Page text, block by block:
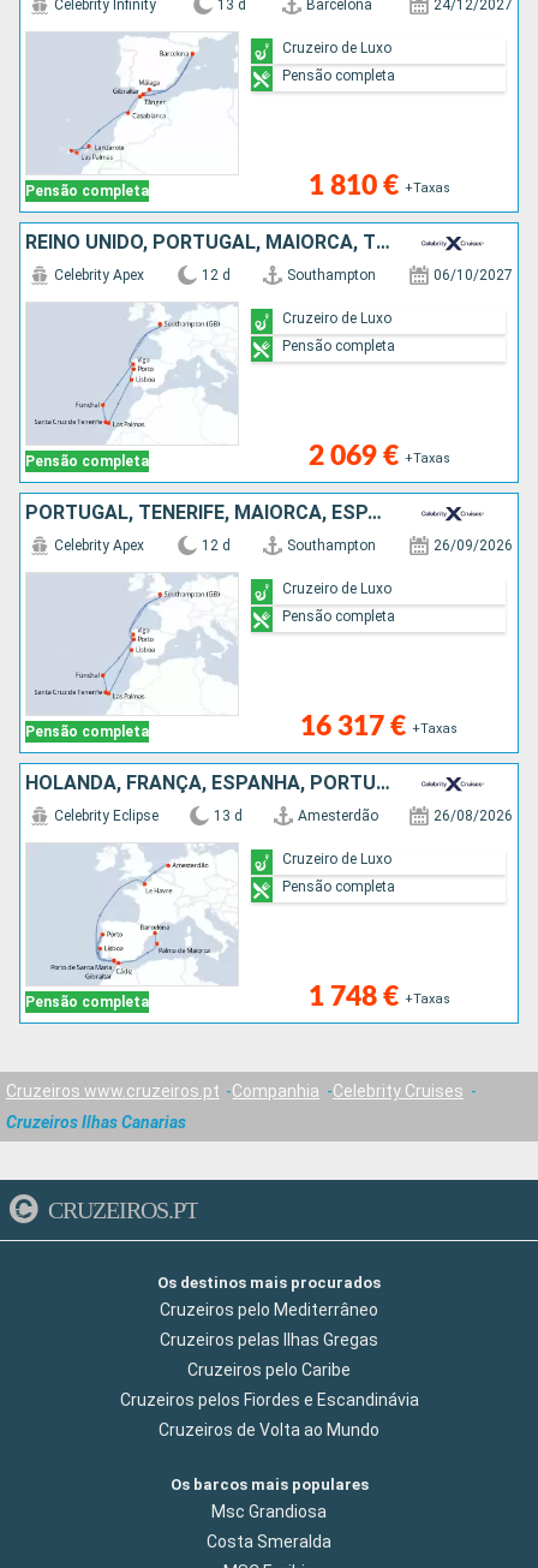
Pensão completa
Celebrity Infinity 13 d Barcelona 24/12/2027
1 810 € +Taxas
Cruzeiro de Luxo
Pensão completa
REINO UNIDO, PORTUGAL, MAIORCA, TENERIFE, ESPANHA
Pensão completa
Celebrity Apex 12 d Southampton 06/10/2027
2 069 € +Taxas
Cruzeiro de Luxo
Pensão completa
PORTUGAL, TENERIFE, MAIORCA, ESPANHA, REINO UNIDO
Pensão completa
Celebrity Apex 12 d Southampton 26/09/2026
16 317 € +Taxas
Cruzeiro de Luxo
Pensão completa
HOLANDA, FRANÇA, ESPANHA, PORTUGAL, GIBRALTAR, MAIORCA
Pensão completa
Celebrity Eclipse 13 d Amesterdão 26/08/2026
1 748 € +Taxas
Cruzeiro de Luxo
Pensão completa
Cruzeiros www.cruzeiros.pt Companhia
Celebrity Cruises
Cruzeiros Ilhas Canarias
CRUZEIROS.PT
Os destinos mais procurados
Cruzeiros pelo Mediterrâneo
Cruzeiros pelas Ilhas Gregas
Cruzeiros pelo Caribe
Cruzeiros pelos Fiordes e Escandinávia
Cruzeiros de Volta ao Mundo
Os barcos mais populares
Msc Grandiosa
Costa Smeralda